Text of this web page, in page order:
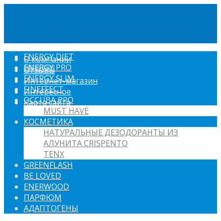
О компании
Отзывы
Интернет-магазин
Интересное
Карта сайта
ENERGY DIET
ENERGY PRO
ENERGY SLIM
FINEFFECT
OCCUBA PRO
MUST HAVE
КОСМЕТИКА
НАТУРАЛЬНЫЕ ДЕЗОДОРАНТЫ ИЗ
АЛУНИТА CRISPENTO
TENX
GREENFLASH
BE LOVED
ENERWOOD
ПАРФЮМ
АДАПТОГЕНЫ